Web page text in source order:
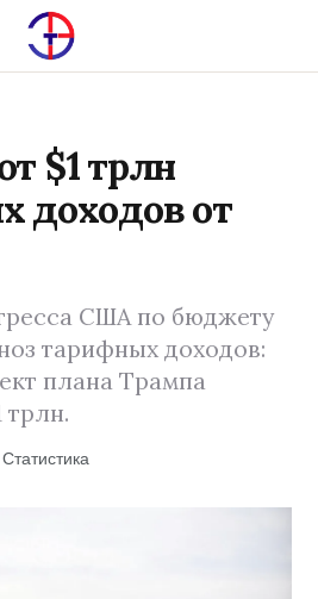
$1 трлн
доходов от
США по бюджету
тарифных доходов:
плана Трампа
трлн.